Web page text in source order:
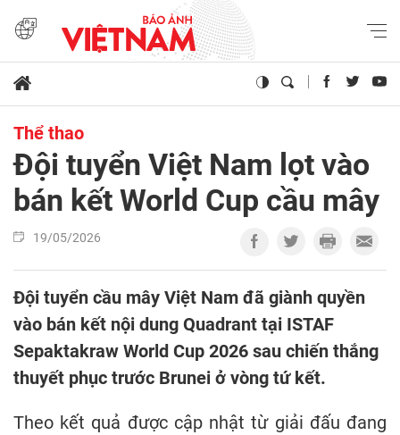
Thể thao
Đội tuyển Việt Nam lọt vào
bán kết World Cup cầu mây
19/05/2026
Đội tuyển cầu mây Việt Nam đã giành quyền
vào bán kết nội dung Quadrant tại ISTAF
Sepaktakraw World Cup 2026 sau chiến thắng
thuyết phục trước Brunei ở vòng tứ kết.
Theo kết quả được cập nhật từ giải đấu đang